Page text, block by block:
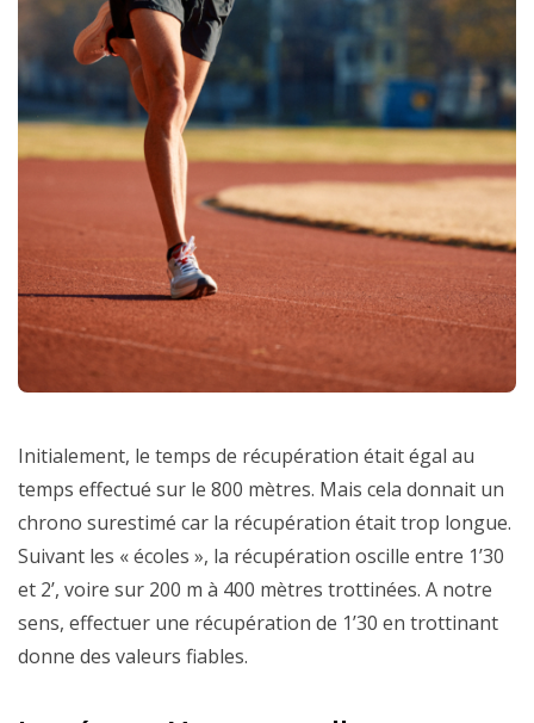
Initialement, le temps de récupération était égal au
temps effectué sur le 800 mètres. Mais cela donnait un
chrono surestimé car la récupération était trop longue.
Suivant les « écoles », la récupération oscille entre 1’30
et 2’, voire sur 200 m à 400 mètres trottinées. A notre
sens, effectuer une récupération de 1’30 en trottinant
donne des valeurs fiables.